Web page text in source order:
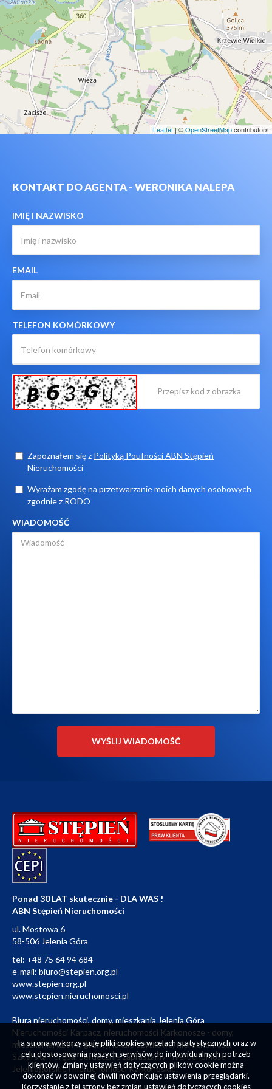
Leaflet | ©OpenStreetMapcontributors
KONTAKT DO AGENTA - WERONIKA NALEPA
IMIĘ I NAZWISKO
EMAIL
TELEFON KOMÓRKOWY
Zapoznałem się z Polityką Poufności ABN Stępień
Nieruchomości
Wyrażam zgodę na przetwarzanie moich danych osobowych
zgodnie z RODO
WIADOMOŚĆ
Ponad 30 LAT skutecznie - DLA WAS !
ABN Stępień Nieruchomości
ul. Mostowa 6
58-506 Jelenia Góra
tel: +48 75 64 94 684
e-mail: biuro@stepien.org.pl
www.stepien.org.pl
www.stepien.nieruchomosci.pl
Biura nieruchomości, domy, mieszkania Jelenia Góra
Nieruchomości Karpacz, nieruchomości Karkonosze - domy,
mieszkania, działki, grunty, lokale użytkowe, nieruchomości
Szklarska Poręba. Serdecznie zapraszamy - nieruchomości
Jeleniogórskie i nieruchomości Karkonoskie.
Ta strona wykorzystuje pliki cookies w celach statystycznych oraz w
celu dostosowania naszych serwisów do indywidualnych potrzeb
klientów. Zmiany ustawień dotyczących plików cookie można
dokonać w dowolnej chwili modyfikując ustawienia przeglądarki.
Korzystanie z tej strony bez zmian ustawień dotyczących cookies